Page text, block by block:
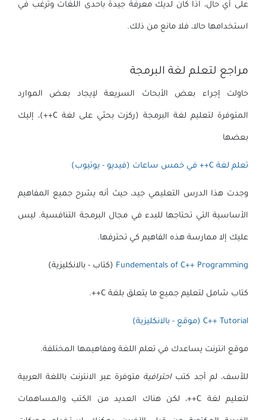
على أي حال، اذا كان لديك معرفة جيدة باحدى اللغات وترغب في
استخدامها حالا، فلا مانع من ذلك.
مراجع لتعلم لغة البرمجة
حاولت إجراء بعض الأبحاث السريعة لإيجاد بعض الموارد
المتوفرة لتعليم لغة البرمجة (ركزت بحثي على لغة C++)، إليك
بعضها
تعلم لغة C++ في خمس ساعات (فيديو - يوتيوب)
وجدت هذا الدرس التعليمي جيد، حيث أنه يشرح جميع المفاهيم
الأساسية التي تحتاجها للبدء في مجال البرمجة التنافسية. ليس
عليك إلا ممارسة هذه الفاهيم كي تحترفها.
Fundementals of C++ Programming (كتاب - بالانكليزية)
كتاب شامل لتعليم جميع ما يتعلق بلغة C++.
C++ Tutorial (موقع - بالانكليزية)
موقع انترنت يساعدك في تعلم اللغة ومفاهيمها المختلفة.
للأسف، لم أجد كتباحترافية متوفرة عبر الانترنت باللغة العربية
لتعليم لغة C++، لكن هناك العديد من الكتب والمساهمات